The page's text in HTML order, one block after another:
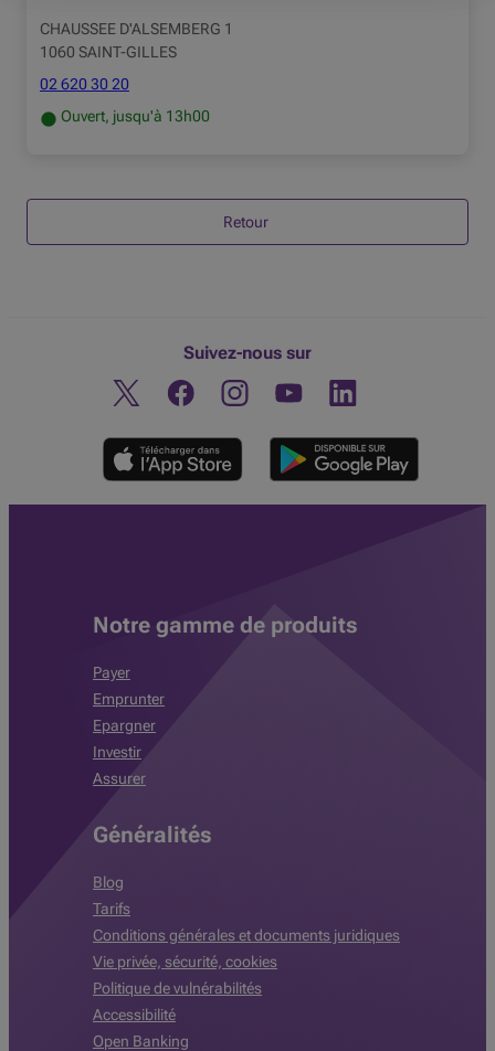
CHAUSSEE D'ALSEMBERG 1
1060 SAINT-GILLES
02 620 30 20
Ouvert, jusqu'à 13h00
Retour
Suivez-nous sur
Twitter FacebookInstagramDécouvrez notre chaine
Linkedin
Notre gamme de produits
Payer
Emprunter
Epargner
Investir
Assurer
Généralités
Blog
Tarifs
Conditions générales et documents juridiques
Vie privée, sécurité, cookies
Politique de vulnérabilités
Accessibilité
Open Banking